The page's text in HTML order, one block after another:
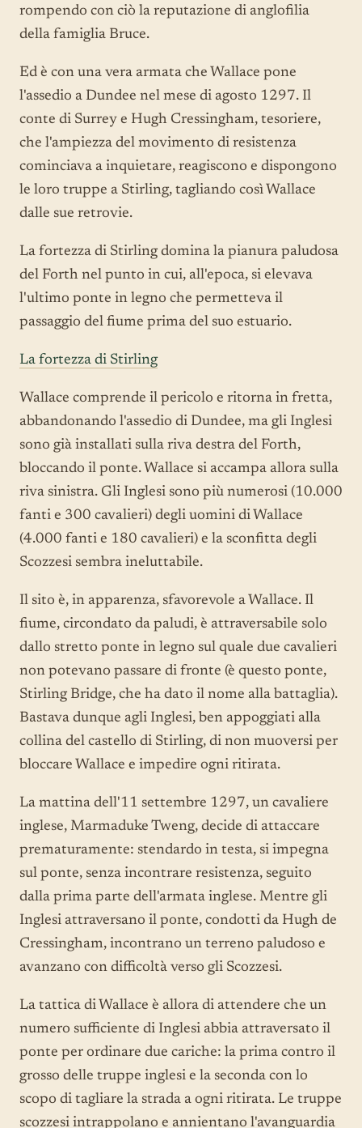
rompendo con ciò la reputazione di anglofilia
della famiglia Bruce.
Ed è con una vera armata che Wallace pone
l'assedio a Dundee nel mese di agosto 1297. Il
conte di Surrey e Hugh Cressingham, tesoriere,
che l'ampiezza del movimento di resistenza
cominciava a inquietare, reagiscono e dispongono
le loro truppe a Stirling, tagliando così Wallace
dalle sue retrovie.
La fortezza di Stirling domina la pianura paludosa
del Forth nel punto in cui, all'epoca, si elevava
l'ultimo ponte in legno che permetteva il
passaggio del fiume prima del suo estuario.
La fortezza di Stirling
Wallace comprende il pericolo e ritorna in fretta,
abbandonando l'assedio di Dundee, ma gli Inglesi
sono già installati sulla riva destra del Forth,
bloccando il ponte. Wallace si accampa allora sulla
riva sinistra. Gli Inglesi sono più numerosi (10.000
fanti e 300 cavalieri) degli uomini di Wallace
(4.000 fanti e 180 cavalieri) e la sconfitta degli
Scozzesi sembra ineluttabile.
Il sito è, in apparenza, sfavorevole a Wallace. Il
fiume, circondato da paludi, è attraversabile solo
dallo stretto ponte in legno sul quale due cavalieri
non potevano passare di fronte (è questo ponte,
Stirling Bridge, che ha dato il nome alla battaglia).
Bastava dunque agli Inglesi, ben appoggiati alla
collina del castello di Stirling, di non muoversi per
bloccare Wallace e impedire ogni ritirata.
La mattina dell'11 settembre 1297, un cavaliere
inglese, Marmaduke Tweng, decide di attaccare
prematuramente: stendardo in testa, si impegna
sul ponte, senza incontrare resistenza, seguito
dalla prima parte dell'armata inglese. Mentre gli
Inglesi attraversano il ponte, condotti da Hugh de
Cressingham, incontrano un terreno paludoso e
avanzano con difficoltà verso gli Scozzesi.
La tattica di Wallace è allora di attendere che un
numero sufficiente di Inglesi abbia attraversato il
ponte per ordinare due cariche: la prima contro il
grosso delle truppe inglesi e la seconda con lo
scopo di tagliare la strada a ogni ritirata. Le truppe
scozzesi intrappolano e annientano l'avanguardia